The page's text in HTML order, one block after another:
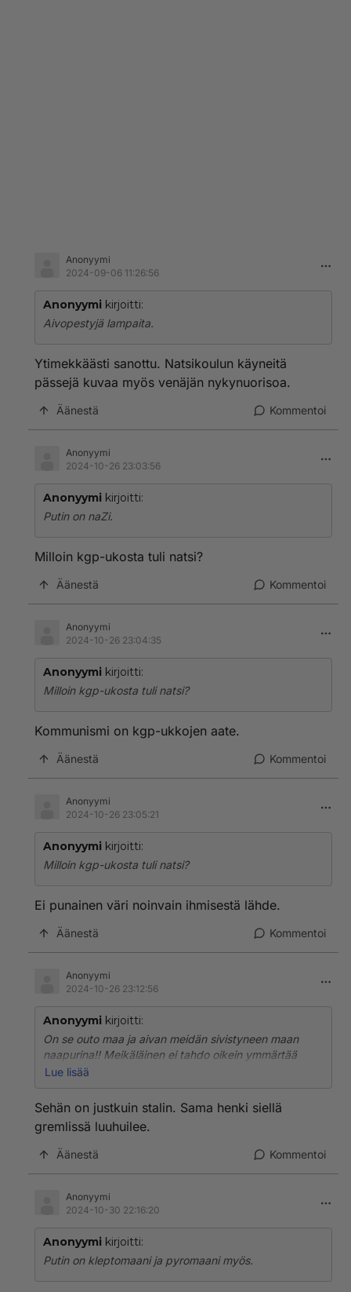
Anonyymi
2024-09-06 11:26:56
Anonyymi kirjoitti:
Aivopestyjä lampaita.
Ytimekkäästi sanottu. Natsikoulun käyneitä
pässejä kuvaa myös venäjän nykynuorisoa.
Äänestä Kommentoi
Anonyymi
2024-10-26 23:03:56
Anonyymi kirjoitti:
Putin on naZi.
Milloin kgp-ukosta tuli natsi?
Äänestä Kommentoi
Anonyymi
2024-10-26 23:04:35
Anonyymi kirjoitti:
Milloin kgp-ukosta tuli natsi?
Kommunismi on kgp-ukkojen aate.
Äänestä Kommentoi
Anonyymi
2024-10-26 23:05:21
Anonyymi kirjoitti:
Milloin kgp-ukosta tuli natsi?
Ei punainen väri noinvain ihmisestä lähde.
Äänestä Kommentoi
Anonyymi
2024-10-26 23:12:56
Anonyymi kirjoitti:
On se outo maa ja aivan meidän sivistyneen maan
naapurina!! Meikäläinen ei tahdo oikein ymmärtää
tuollaista tappopolitiikkaa, mitä Venäjällä harrastetaan.
Onko tuo maa jäänyt jotenkin sivistyksestä jälkeen?? Ei
Euroopassa missään maassa tuohon malliin ihmisiä
listitä kuin Venäjällä!! Vallastako se on kiinni.
Tappamallako Putin pitää kansan kurissa ja
Miten on voinut pysyä yksi Euroopan maa noin
takapajuisena?? Onko ainoa selitys diktaattori PUTIN
tappopolitiikkaa myös!???
Lue lisää
Sehän on justkuin stalin. Sama henki siellä
gremlissä luuhuilee.
Äänestä Kommentoi
Anonyymi
2024-10-30 22:16:20
Anonyymi kirjoitti:
Putin on kleptomaani ja pyromaani myös.